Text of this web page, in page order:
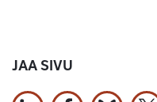
JAA SIVU